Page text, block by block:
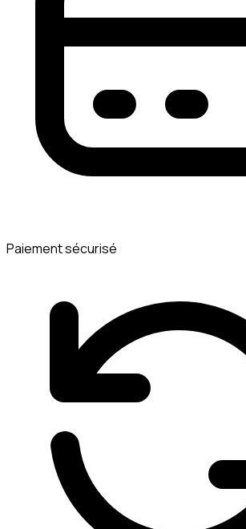
Paiement sécurisé